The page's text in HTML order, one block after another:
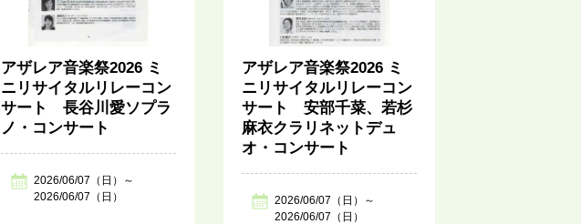
アザレア音楽祭2026 ミ
ニリサイタルリレーコン
サート 長谷川愛ソプラ
ノ・コンサート
2026/06/07（日）～
2026/06/07（日）
アザレア音楽祭2026 ミ
ニリサイタルリレーコン
サート 安部千菜、若杉
麻衣クラリネットデュ
オ・コンサート
2026/06/07（日）～
2026/06/07（日）